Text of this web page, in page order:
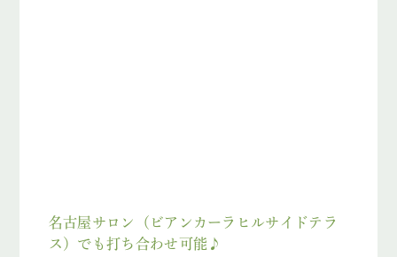
名古屋サロン（ビアンカーラヒルサイドテラ
ス）でも打ち合わせ可能♪